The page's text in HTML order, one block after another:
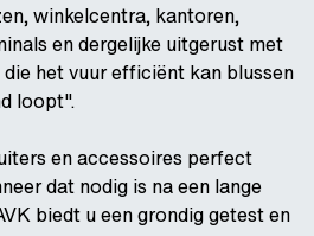
winkelcentra, kantoren,
en dergelijke uitgerust met
het vuur efficiënt kan blussen
loopt".
en accessoires perfect
dat nodig is na een lange
biedt u een grondig getest en